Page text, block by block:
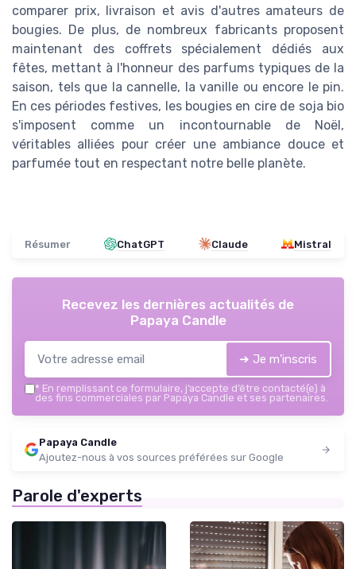
comparer prix, livraison et avis d'autres amateurs de
bougies. De plus, de nombreux fabricants proposent
maintenant des coffrets spécialement dédiés aux
fêtes, mettant à l'honneur des parfums typiques de la
saison, tels que la cannelle, la vanille ou encore le pin.
En ces périodes festives, les bougies en cire de soja bio
s'imposent comme un incontournable de Noël,
véritables alliées pour créer une ambiance douce et
parfumée tout en respectant notre belle planète.
Résumer ChatGPT Claude Mistral
Recevez les dernières actualités de
Papaya Candle
➔ Je m'inscris
* En remplissant ce formulaire, j’accepte d’être contacté(e) à
des fins commerciales par Papaya Candle et ses partenaires.
Papaya Candle
Ajoutez-nous à vos sources préférées sur Google
Parole d'experts